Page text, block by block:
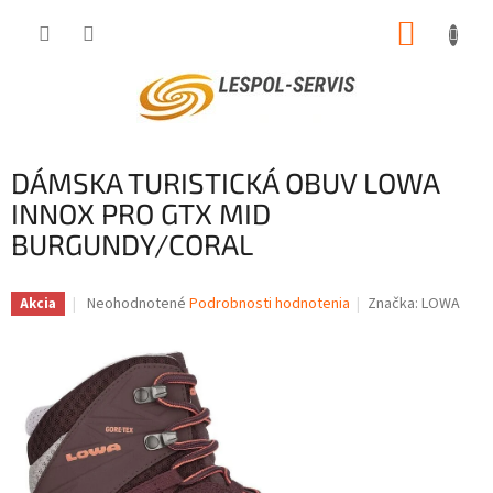
DÁMSKA TURISTICKÁ OBUV LOWA
INNOX PRO GTX MID
BURGUNDY/CORAL
Akcia
Priemerné
0,0
z
hviezdičiek.
Neohodnotené Podrobnosti hodnotenia Značka:LOWA